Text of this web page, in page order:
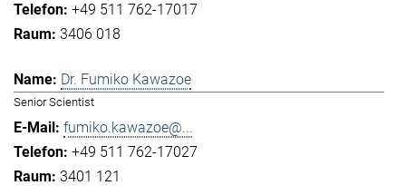
+49 511 762-17017
3406 018
Dr. Fumiko Kawazoe
Senior Scientist
fumiko.kawazoe@...
+49 511 762-17027
3401 121